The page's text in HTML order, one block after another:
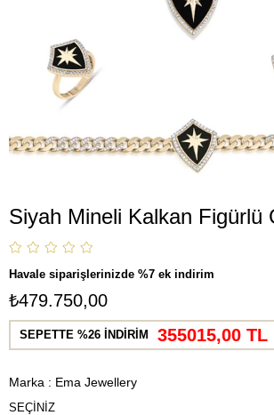
Siyah Mineli Kalkan Figürlü
Havale siparişlerinizde %7 ek indirim
₺479.750,00
SEPETTE %26 İNDİRİM 355015,00 TL
Marka : Ema Jewellery
SEÇİNİZ